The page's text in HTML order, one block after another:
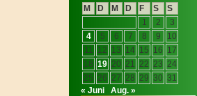
M D M D F S
S
1
2
3
4
5 6 7 8 9
10
11 12 13 14 15 16 17
18 19 20 21 22 23 24
25 26 27 28 29 30 31
« Juni
Aug. »